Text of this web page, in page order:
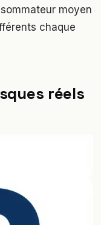
moyen
chaque
réels